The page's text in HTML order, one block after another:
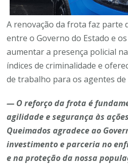
A renovação da frota faz parte
entre o Governo do Estado e
aumentar a presença policial
índices de criminalidade e
de trabalho para os agentes de
— O reforço da frota é
agilidade e segurança às
Queimados agradece ao
investimento e parceria no
e na proteção da nossa